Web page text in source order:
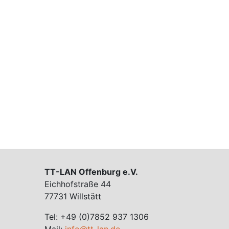
TT-LAN Offenburg e.V.
Eichhofstraße 44
77731 Willstätt
Tel: +49 (0)7852 937 1306